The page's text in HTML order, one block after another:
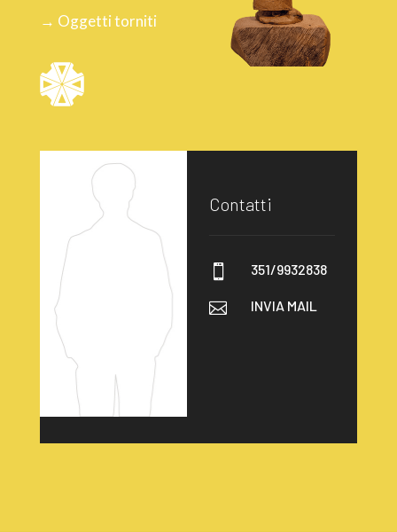
→ Oggetti torniti
Contatti
 351/9932838
 INVIA MAIL